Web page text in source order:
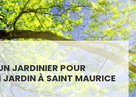
JARDINIER POUR
JARDIN À SAINT MAURICE